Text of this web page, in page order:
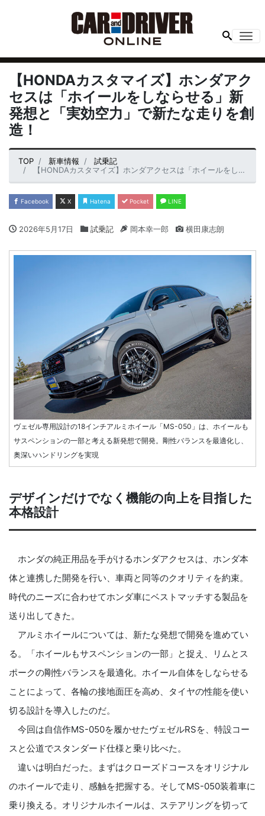
【HONDAカスタマイズ】ホンダアク
セスは「ホイールをしならせる」新
発想と「実効空力」で新たな走りを創
造！
TOP 新車情報
試乗記
【HONDAカスタマイズ】ホンダアクセスは「ホイールをしならせる」新発想と「実効空力」で新たな走りを創造！
Facebook X Hatena Pocket LINE
2026年5月17日 試乗記 岡本幸一郎 横田康志朗
ヴェゼル専用設計の18インチアルミホイール「MS-050」は、ホイールも
サスペンションの一部と考える新発想で開発。剛性バランスを最適化し、
奥深いハンドリングを実現
デザインだけでなく機能の向上を目指した
本格設計
ホンダの純正用品を手がけるホンダアクセスは、ホンダ本
体と連携した開発を行い、車両と同等のクオリティを約束。
時代のニーズに合わせてホンダ車にベストマッチする製品を
送り出してきた。
アルミホイールについては、新たな発想で開発を進めてい
る。「ホイールもサスペンションの一部」と捉え、リムとス
ポークの剛性バランスを最適化。ホイール自体をしならせる
ことによって、各輪の接地面圧を高め、タイヤの性能を使い
切る設計を導入したのだ。
今回は自信作MS-050を履かせたヴェゼルRSを、特設コー
スと公道でスタンダード仕様と乗り比べた。
違いは明白だった。まずはクローズドコースをオリジナル
のホイールで走り、感触を把握する。そしてMS-050装着車に
乗り換える。オリジナルホイールは、ステアリングを切って